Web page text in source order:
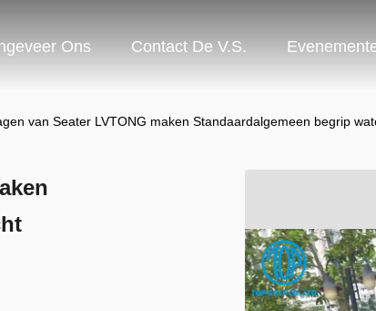
Ons Contact De V.S.
van Seater LVTONG maken Standaardalgemeen begrip